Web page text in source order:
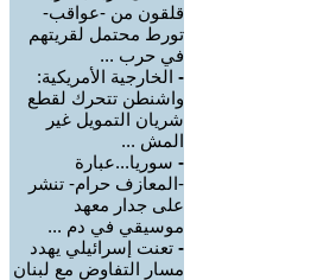
قلقون من -عواقب-
تورط محتمل لقريتهم
في حرب ...
- الخارجية الأمريكية:
واشنطن تتحرك لقطع
شريان التمويل غير
المش ...
- سوريا...عبارة
-المعازف حرام- تنشر
على جدار معهد
موسيقي في دم ...
- تعنت إسرائيلي يهدد
مسار التفاوض مع لبنان